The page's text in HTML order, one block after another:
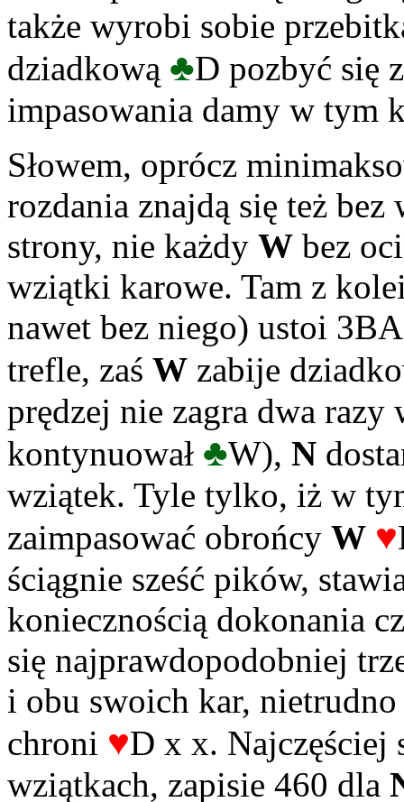
także wyrobi sobie
dziadkową ♣D pozbyć się
impasowania damy w tym
Słowem, oprócz
rozdania znajdą się też
strony, nie każdy W bez
wziątki karowe. Tam z
nawet bez niego) ustoi
trefle, zaś W zabije
prędzej nie zagra dwa
kontynuował ♣W), N
wziątek. Tyle tylko, iż w
zaimpasować obrońcy W ♥
ściągnie sześć pików,
koniecznością dokonania
się najprawdopodobniej
i obu swoich kar, nietrudno
chroni ♥D x x. Najczęściej
wziątkach, zapisie 460 dla